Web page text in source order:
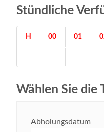
Stündliche
H 00 01
Wählen Sie die
Abholungsdatum